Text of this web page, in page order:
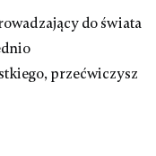
do świata
przećwiczysz